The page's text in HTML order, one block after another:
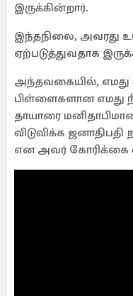
இருக்கின்றார்.
இந்தநிலை, அவரது
ஏற்படுத்துவதாக
அந்தவகையில், எமது
பிள்ளைகளான எமது
தாயாரை
விடுவிக்க
என அவர் கோரிக்கை